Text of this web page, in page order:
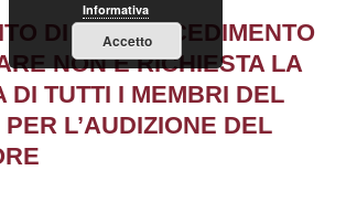
DI UN PROCEDIMENTO
NON È RICHIESTA LA
DI TUTTI I MEMBRI DEL
L’AUDIZIONE DEL
Informativa
Accetto